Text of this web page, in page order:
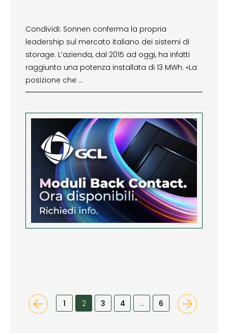
Condividi: Sonnen conferma la propria
leadership sul mercato italiano dei sistemi di
storage. L’azienda, dal 2015 ad oggi, ha infatti
raggiunto una potenza installata di 13 MWh. «La
posizione che …
1 2 3 4 … 6